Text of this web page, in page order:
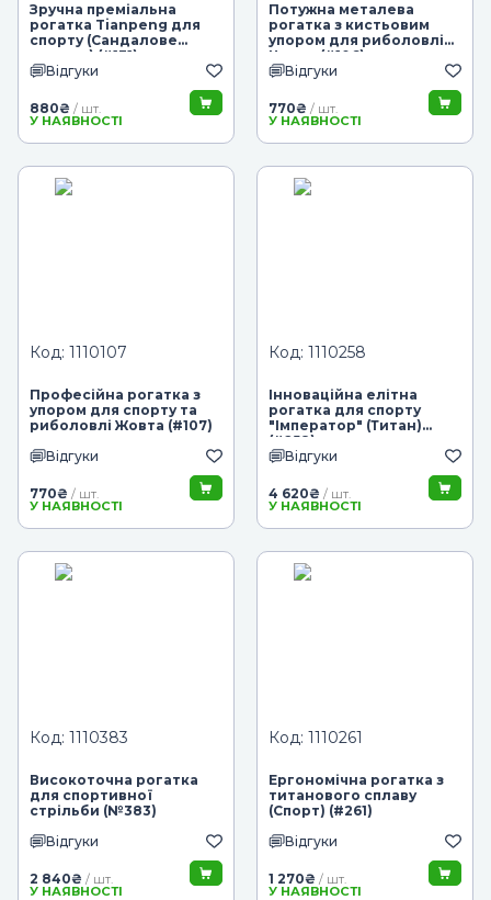
Зручна преміальна
рогатка Tianpeng для
спорту (Сандалове
дерево) (#131)
Відгуки
880₴ / шт.
У НАЯВНОСТІ
Потужна металева
рогатка з кистьовим
упором для риболовлі
Чорна (#106)
Відгуки
770₴ / шт.
У НАЯВНОСТІ
Код: 1110107
Професійна рогатка з
упором для спорту та
риболовлі Жовта (#107)
Відгуки
770₴ / шт.
У НАЯВНОСТІ
Код: 1110258
Інноваційна елітна
рогатка для спорту
"Імператор" (Титан)
(#258)
Відгуки
4 620₴ / шт.
У НАЯВНОСТІ
Код: 1110383
Високоточна рогатка
для спортивної
стрільби (№383)
Відгуки
2 840₴ / шт.
У НАЯВНОСТІ
Код: 1110261
Ергономічна рогатка з
титанового сплаву
(Спорт) (#261)
Відгуки
1 270₴ / шт.
У НАЯВНОСТІ